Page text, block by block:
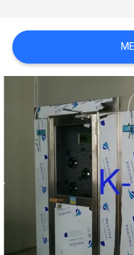
CONTACTER
NOUVELLES
AFFAIRES
PLAN
DU
SITE